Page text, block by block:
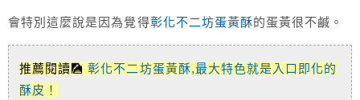
會特別這麼說是因為覺得彰化不二坊蛋黃酥的蛋黃很不鹹。
推薦閱讀🎑彰化不二坊蛋黃酥,最大特色就是入口即化的
酥皮！